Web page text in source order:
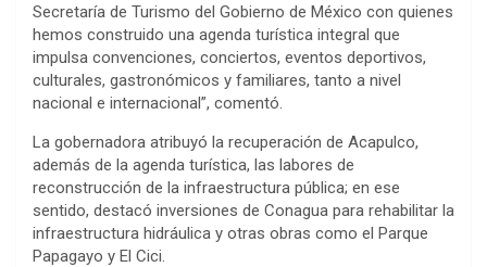
Secretaría de Turismo del Gobierno de México con quienes
hemos construido una agenda turística integral que
impulsa convenciones, conciertos, eventos deportivos,
culturales, gastronómicos y familiares, tanto a nivel
nacional e internacional”, comentó.
La gobernadora atribuyó la recuperación de Acapulco,
además de la agenda turística, las labores de
reconstrucción de la infraestructura pública; en ese
sentido, destacó inversiones de Conagua para rehabilitar la
infraestructura hidráulica y otras obras como el Parque
Papagayo y El Cici.